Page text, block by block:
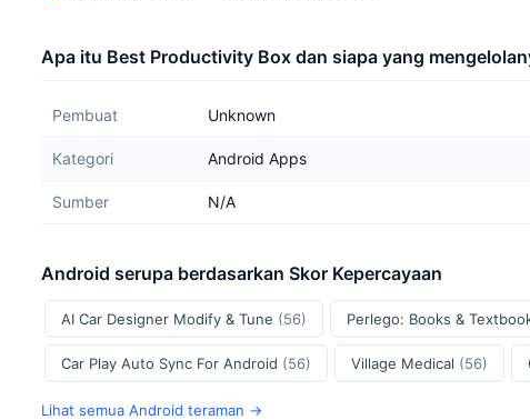
Apa itu Best Productivity Box dan siapa yang
Pembuat Unknown
Kategori Android Apps
Sumber N/A
Android serupa berdasarkan Skor Kepercayaan
AI Car Designer Modify & Tune (56) Perlego: Books &
Car Play Auto Sync For Android (56) Village Medical (56)
Lihat semua Android teraman →